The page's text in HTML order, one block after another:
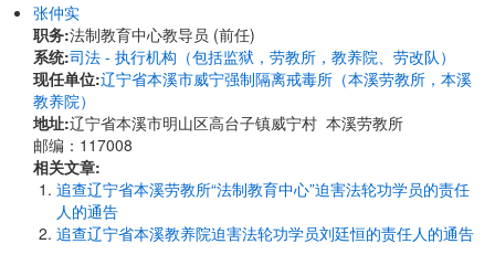
张仲实
职务:法制教育中心教导员 (前任)
系统:司法 - 执行机构（包括监狱，劳教所，教养院、劳改队）
现任单位:辽宁省本溪市威宁强制隔离戒毒所（本溪劳教所，本溪
教养院）
地址:辽宁省本溪市明山区高台子镇威宁村 本溪劳教所
邮编：117008
相关文章:
追查辽宁省本溪劳教所“法制教育中心”迫害法轮功学员的责任
人的通告
追查辽宁省本溪教养院迫害法轮功学员刘廷恒的责任人的通告